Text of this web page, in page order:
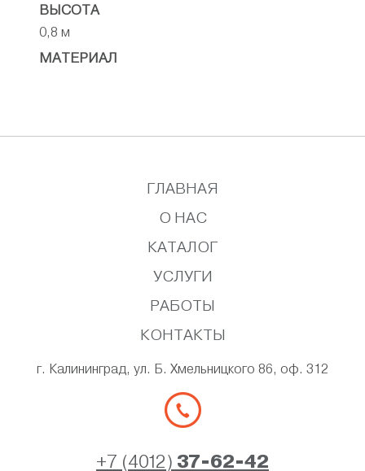
ВЫСОТА
0,8 м
МАТЕРИАЛ
ГЛАВНАЯ
О НАС
КАТАЛОГ
УСЛУГИ
РАБОТЫ
КОНТАКТЫ
г. Калининград, ул. Б. Хмельницкого 86, оф. 312
+7 (4012) 37-62-42